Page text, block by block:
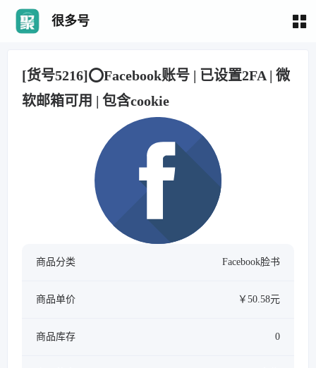
很多号
[货号5216]⭕️Facebook账号 | 已设置2FA | 微
软邮箱可用 | 包含cookie
商品分类 Facebook脸书
商品单价 ￥50.58元
商品库存 0